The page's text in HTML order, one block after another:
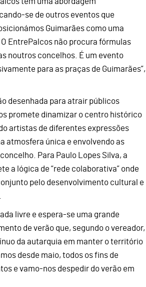
se de outros eventos que
Guimarães como uma
EntrePalcos não procura fórmulas
noutros concelhos. É um evento
para as praças de Guimarães”,
desenhada para atrair públicos
promete dinamizar o centro histórico
artistas de diferentes expressões
atmosfera única e envolvendo as
Para Paulo Lopes Silva, a
a lógica de “rede colaborativa” onde
pelo desenvolvimento cultural e
livre e espera-se uma grande
de verão que, segundo o vereador,
da autarquia em manter o território
desde maio, todos os fins de
e vamo-nos despedir do verão em